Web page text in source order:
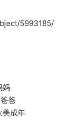
5993185/
爸
成年